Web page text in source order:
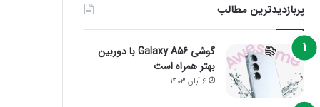
پربازدیدترین مطالب
گوشی Galaxy A56 با دوربین
بهتر همراه است
6 آبان 1403